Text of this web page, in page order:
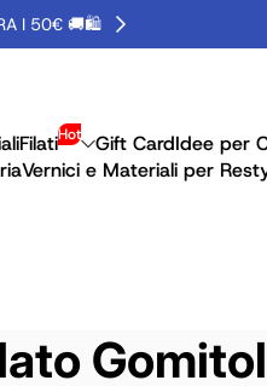
I 50€ 🚚🛍️
FilatiHot Gift CardIdee per
Vernici e Materiali per